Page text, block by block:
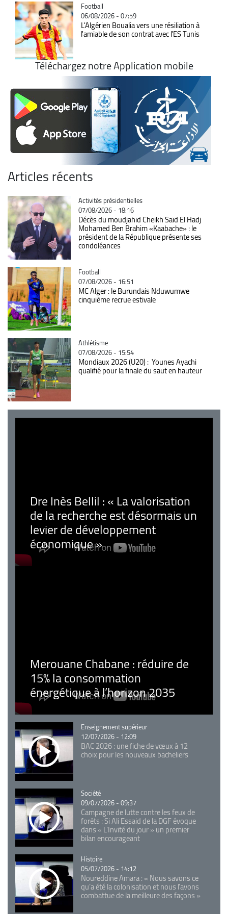
Catégorie
Football
06/08/2026 - 07:59
L'Algérien Boualia vers une résiliation à
l'amiable de son contrat avec l'ES Tunis
Téléchargez notre Application mobile
Articles récents
Catégorie
Activités présidentielles
07/08/2026 - 18:16
Décès du moudjahid Cheikh Saïd El Hadj
Mohamed Ben Brahim «Kaabache» : le
président de la République présente ses
condoléances
Catégorie
Football
07/08/2026 - 16:51
MC Alger : le Burundais Nduwumwe
cinquième recrue estivale
Catégorie
Athlétisme
07/08/2026 - 15:54
Mondiaux 2026 (U20) : Younes Ayachi
qualifié pour la finale du saut en hauteur
Dre Inès Bellil : « La valorisation
de la recherche est désormais un
levier de développement
économique »
Merouane Chabane : réduire de
15% la consommation
énergétique à l’horizon 2035
Catégorie
Enseignement supérieur
12/07/2026 - 12:09
BAC 2026 : une fiche de vœux à 12
choix pour les nouveaux bacheliers
Catégorie
Société
09/07/2026 - 09:37
Campagne de lutte contre les feux de
forêts : Si Ali Essaid de la DGF évoque
dans « L'Invité du jour » un premier
bilan encourageant
Catégorie
Histoire
05/07/2026 - 14:12
Noureddine Amara : « Nous savons ce
qu’a été la colonisation et nous l’avons
combattue de la meilleure des façons »